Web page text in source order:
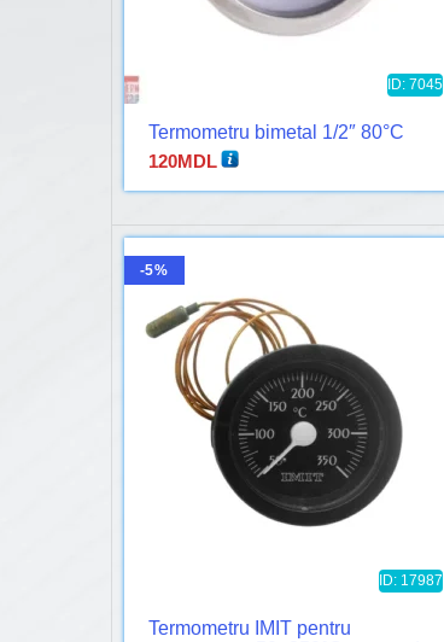
ID: 7045
Termometru bimetal 1/2″ 80°C
120MDL
ID: 17987
-5%
Termometru IMIT pentru